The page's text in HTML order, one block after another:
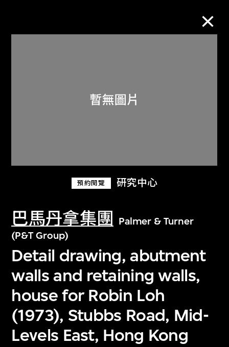
預約閱覽 研究中心
巴馬丹拿集團
Palmer & Turner
(P&T Group)
Detail drawing, abutment
walls and retaining walls,
house for Robin Loh
(1973), Stubbs Road, Mid-
Levels East, Hong Kong
關於M+藏品
探索世界頂級的二十及二十一世紀視覺
文化藏品。